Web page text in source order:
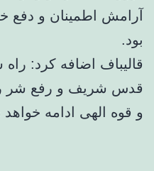
آرامش اطمینان و دفع
بود.
قالیباف اضافه کرد:
قدس شریف و رفع شر
و قوه الهی ادامه